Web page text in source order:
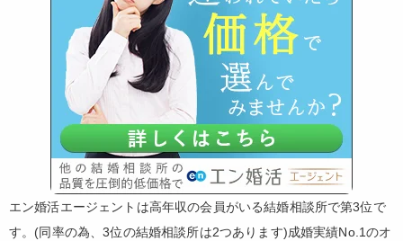
エン婚活エージェントは高年収の会員がいる結婚相談所で第3位で
す。(同率の為、3位の結婚相談所は2つあります)成婚実績No.1のオ